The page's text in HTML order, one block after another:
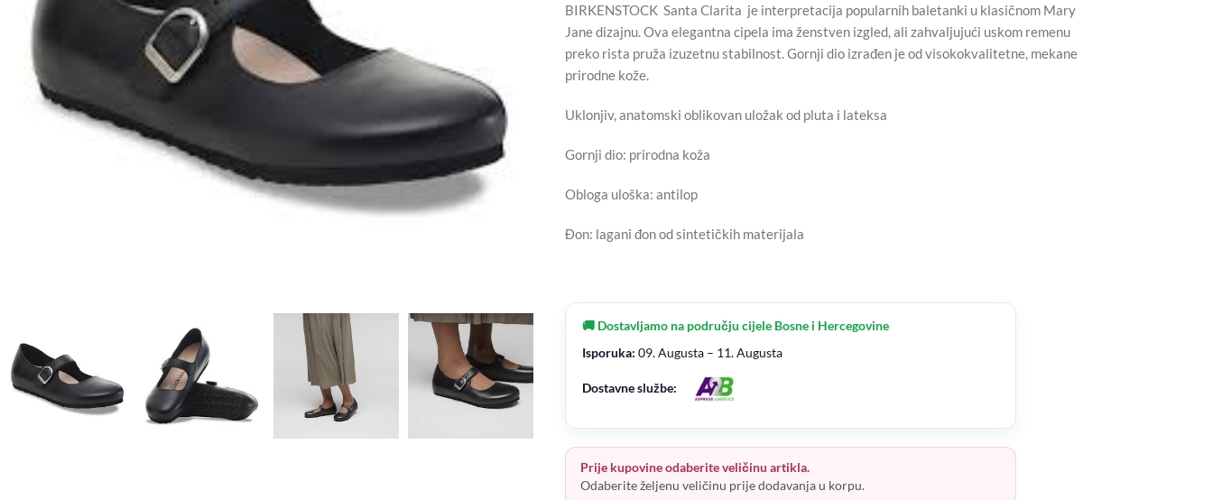
BIRKENSTOCK Santa Clarita je interpretacija popularnih baletanki u klasičnom Mary
Jane dizajnu. Ova elegantna cipela ima ženstven izgled, ali zahvaljujući uskom remenu
preko rista pruža izuzetnu stabilnost. Gornji dio izrađen je od visokokvalitetne, mekane
prirodne kože.
Uklonjiv, anatomski oblikovan uložak od pluta i lateksa
Gornji dio: prirodna koža
Obloga uloška: antilop
Đon: lagani đon od sintetičkih materijala
🚚 Dostavljamo na području cijele Bosne i Hercegovine
Isporuka: 09. Augusta – 11. Augusta
Dostavne službe:
Prije kupovine odaberite veličinu artikla.
Odaberite željenu veličinu prije dodavanja u korpu.